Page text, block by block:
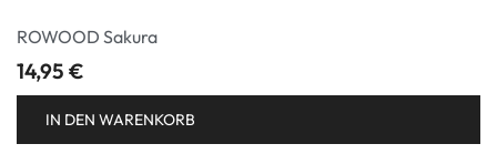
ROWOOD Sakura
14,95 €
IN DEN WARENKORB